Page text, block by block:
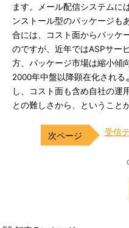
ます。メール配信システムに
ンストール型のパッケージも
合には、コスト面からパッケ
のですが、近年ではASPサー
方、パッケージ市場は縮小傾
2000年中盤以降顕在化され
し、コスト面も含め自社の運
との難しさから、ということ
受信